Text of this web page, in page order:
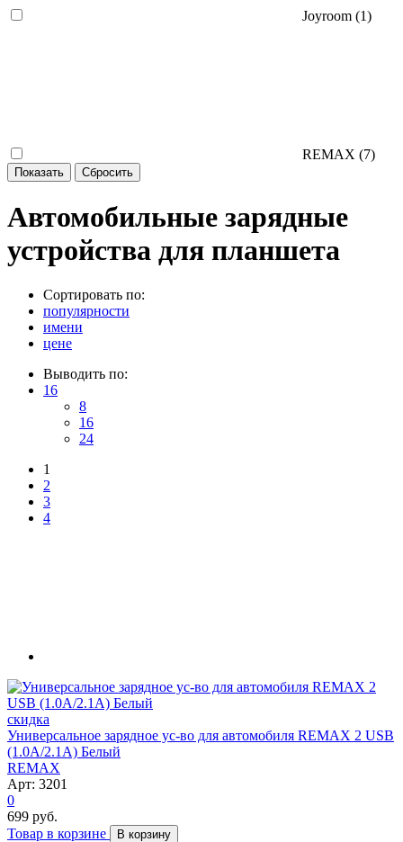
Joyroom (1)
REMAX (7)
Автомобильные зарядные
устройства для планшета
Сортировать по:
популярности
имени
цене
Выводить по:
16
8
16
24
1
2
3
4
скидка
Универсальное зарядное ус-во для автомобиля REMAX 2 USB
(1.0A/2.1A) Белый
REMAX
Арт: 3201
0
699 руб.
Товар в корзине
В корзину